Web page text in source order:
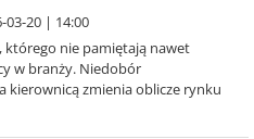
03-20 | 14:00
którego nie pamiętają nawet
w branży. Niedobór
zmienia oblicze rynku